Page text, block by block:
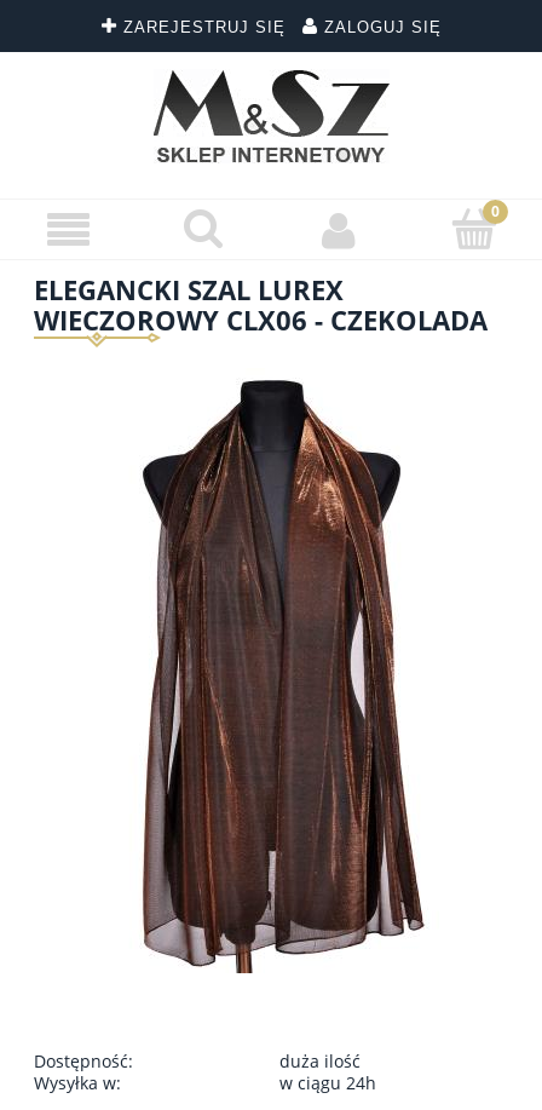
ZAREJESTRUJ SIĘ ZALOGUJ SIĘ
ELEGANCKI SZAL LUREX
WIECZOROWY CLX06 - CZEKOLADA
Dostępność:
duża ilość
Wysyłka w:
w ciągu 24h